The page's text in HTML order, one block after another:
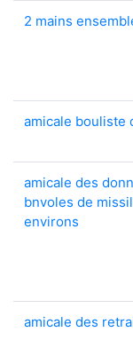
2 mains
amicale bouliste
amicale des
bnvoles de
environs
amicale des